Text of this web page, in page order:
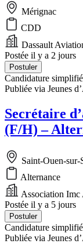
Mérignac
CDD
Dassault
Postée il y a 2 jours
Postuler
Candidature
Publiée via Jeunes
Secrétaire
(F/H) –
Saint-Ouen-sur-
Alternance
Association Imc
Postée il y a 5 jours
Postuler
Candidature
Publiée via Jeunes